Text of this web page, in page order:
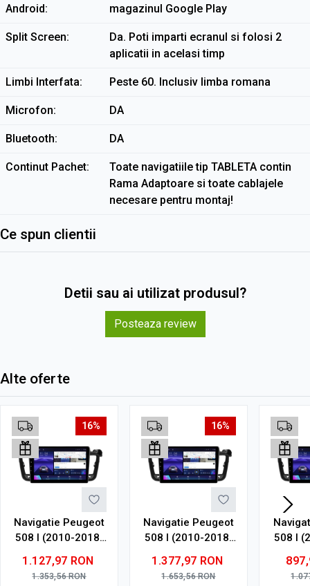
Android
magazinul Google Play
Split Screen
Da. Poti imparti ecranul si folosi 2
aplicatii in acelasi timp
Limbi Interfata Peste 60. Inclusiv limba romana
Microfon DA
Bluetooth DA
Continut Pachet
Toate navigatiile tip TABLETA contin
Rama Adaptoare si toate cablajele
necesare pentru montaj!
Ce spun clientii
Detii sau ai utilizat produsul?
Posteaza review
Alte oferte
16%
Navigatie Peugeot
508 I (2010-2018)
RAM, 64GB ROM,
Ecran QLED 9"
1.127,97 RON
1.353,56RON
16%
Navigatie Peugeot
508 I (2010-2018)
RAM, 128GB ROM,
Ecran QLED 9"
1.377,97 RON
1.653,56RON
508 I
RAM,